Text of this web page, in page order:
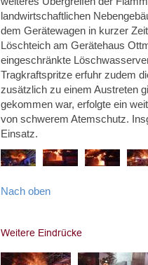
landwirtschaftlichen
dem Gerätewagen in kurzer
Löschteich am Gerätehaus
eingeschränkte
Tragkraftspritze erfuhr zudem
zusätzlich zu einem Austreten
gekommen war, erfolgte ein
von schwerem Atemschutz.
Einsatz.
Nach oben